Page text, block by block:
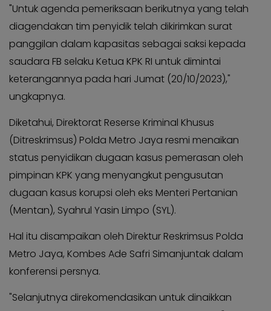
"Untuk agenda pemeriksaan berikutnya yang telah
diagendakan tim penyidik telah dikirimkan surat
panggilan dalam kapasitas sebagai saksi kepada
saudara FB selaku Ketua KPK RI untuk dimintai
keterangannya pada hari Jumat (20/10/2023),"
ungkapnya.
Diketahui, Direktorat Reserse Kriminal Khusus
(Ditreskrimsus) Polda Metro Jaya resmi menaikan
status penyidikan dugaan kasus pemerasan oleh
pimpinan KPK yang menyangkut pengusutan
dugaan kasus korupsi oleh eks Menteri Pertanian
(Mentan), Syahrul Yasin Limpo (SYL).
Hal itu disampaikan oleh Direktur Reskrimsus Polda
Metro Jaya, Kombes Ade Safri Simanjuntak dalam
konferensi persnya.
"Selanjutnya direkomendasikan untuk dinaikkan